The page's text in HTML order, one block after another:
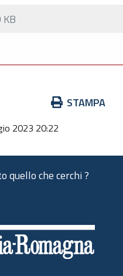
STAMPA
2023 20:22
quello che cerchi ?